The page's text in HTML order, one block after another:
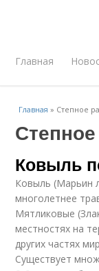
Главная
Главная » Степное
Ковыль
Ковыль (Марьин
многолетнее
Мятликовые
местностях на
других частях
Существует